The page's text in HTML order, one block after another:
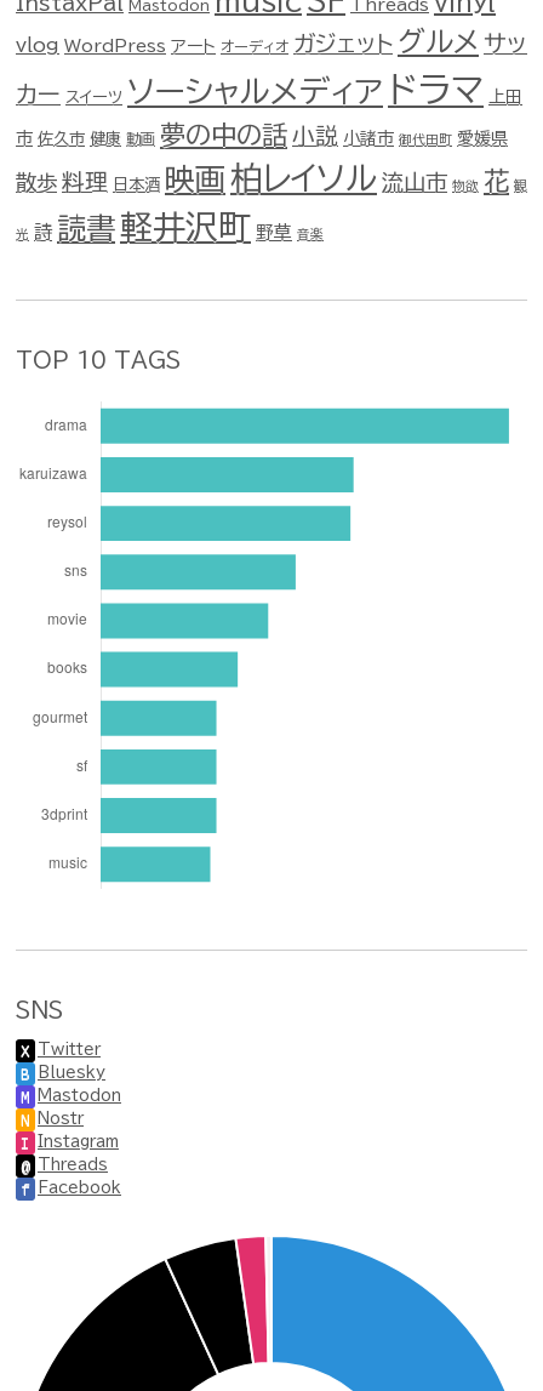
Mastodon Threads
vlog WordPress アート オーディオ ガジェット グルメ サッ
カー スイーツ ソーシャルメディア ドラマ 上田
市 佐久市 健康 動画 夢の中の話 小説 小諸市 御代田町 愛媛県
散歩 料理 日本酒 映画 柏レイソル 流山市 物欲 花 観
光 詩 読書軽井沢町 野草 音楽
TOP 10 TAGS
SNS
X Twitter
B Bluesky
M Mastodon
N Nostr
I Instagram
@ Threads
f Facebook